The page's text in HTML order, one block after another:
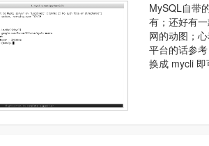
MySQL自带
有；还好有
网的动图；
平台的话参
换成 mycli